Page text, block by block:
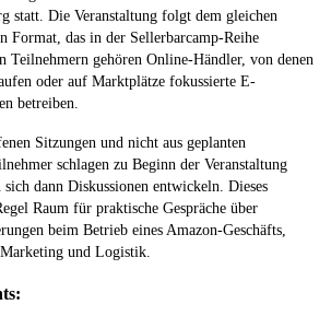
statt. Die Veranstaltung folgt dem gleichen
Format, das in der Sellerbarcamp-Reihe
Teilnehmern gehören Online-Händler, von denen
oder auf Marktplätze fokussierte E-
betreiben.
Sitzungen und nicht aus geplanten
schlagen zu Beginn der Veranstaltung
sich dann Diskussionen entwickeln. Dieses
Raum für praktische Gespräche über
beim Betrieb eines Amazon-Geschäfts,
und Logistik.